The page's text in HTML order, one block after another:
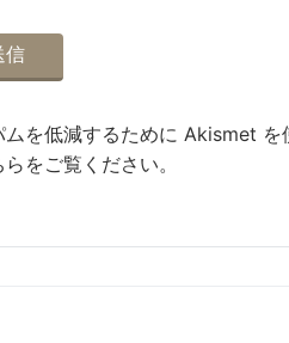
を低減するために Akismet を
をご覧ください。